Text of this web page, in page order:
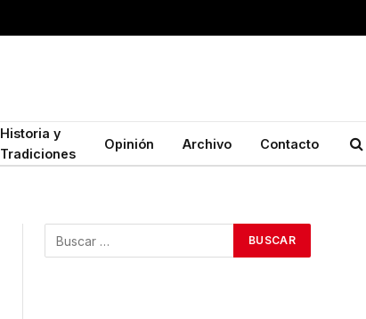
Historia y
Tradiciones
Opinión Archivo Contacto